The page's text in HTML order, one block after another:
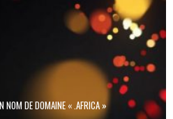
NOM DE DOMAINE « .AFRICA »